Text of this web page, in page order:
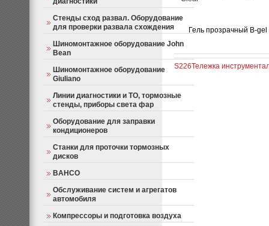
Стенды сход развал. Оборудование
для проверки развала схождения
Шиномонтажное оборудование John
Bean
Шиномонтажное оборудование
Giuliano
Линии диагностики и ТО, тормозные
стенды, приборы света фар
Оборудование для заправки
кондиционеров
Станки для проточки тормозных
дисков
BAHCO
Обслуживание систем и агрегатов
автомобиля
Компрессоры и подготовка воздуха
Гель прозрачный B-
S226Тележка